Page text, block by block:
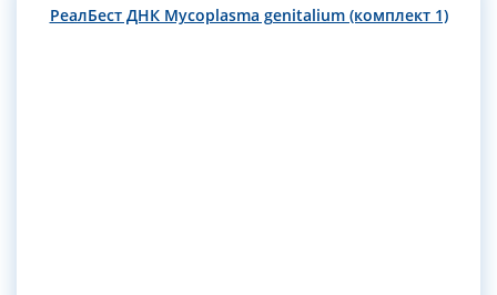
РеалБест ДНК Мycoplasma genitalium (комплект 1)